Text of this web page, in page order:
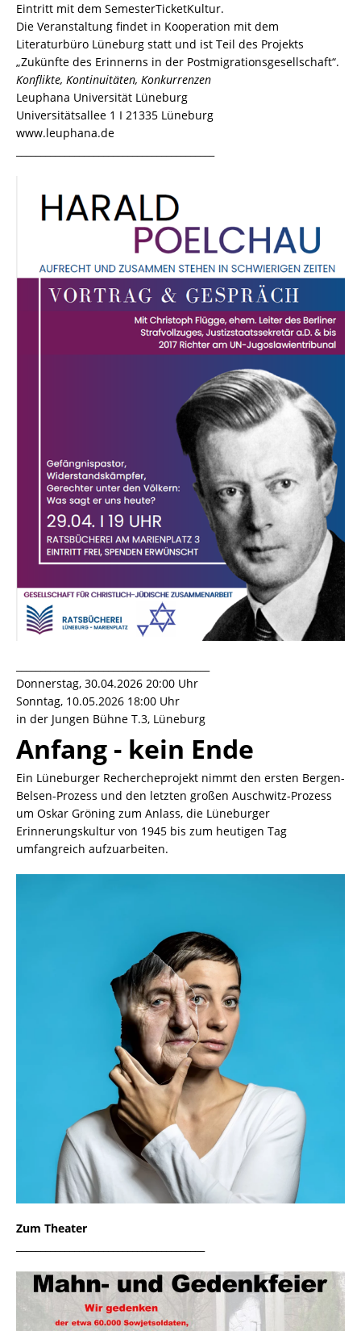
Eintritt mit dem SemesterTicketKultur.
Die Veranstaltung findet in Kooperation mit dem
Literaturbüro Lüneburg statt und ist Teil des Projekts
„Zukünfte des Erinnerns in der Postmigrationsgesellschaft“.
Konflikte, Kontinuitäten, Konkurrenzen
Leuphana Universität Lüneburg
Universitätsallee 1 I 21335 Lüneburg
www.leuphana.de
Donnerstag, 30.04.2026 20:00 Uhr
Sonntag, 10.05.2026 18:00 Uhr
in der Jungen Bühne T.3, Lüneburg
Anfang - kein Ende
Ein Lüneburger Rechercheprojekt nimmt den ersten Bergen-
Belsen-Prozess und den letzten großen Auschwitz-Prozess
um Oskar Gröning zum Anlass, die Lüneburger
Erinnerungskultur von 1945 bis zum heutigen Tag
umfangreich aufzuarbeiten.
Zum Theater